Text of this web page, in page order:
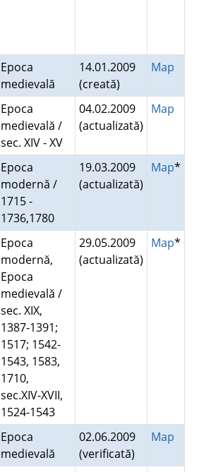
Epoca
medievală
14.01.2009
(creată)
Map
Epoca
medievală /
sec. XIV - XV
04.02.2009
(actualizată)
Map
Epoca
modernă /
1715 -
1736,1780
19.03.2009
(actualizată)
Map*
Epoca
modernă,
Epoca
medievală /
sec. XIX,
1387-1391;
1517; 1542-
1543, 1583,
1710,
sec.XIV-XVII,
1524-1543
29.05.2009
(actualizată)
Map*
Epoca
medievală
02.06.2009
(verificată)
Map